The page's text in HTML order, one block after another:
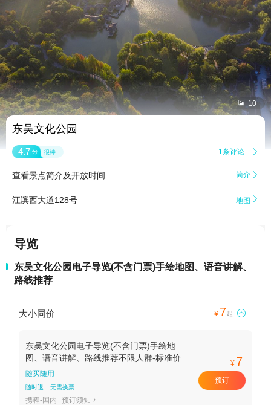
 10
东吴文化公园
4.7 分 很棒 1条评论 
查看景点简介及开放时间 简介 
江滨西大道128号 地图 
导览
东吴文化公园电子导览(不含门票)手绘地图、语音讲解、
路线推荐
大小同价 ¥ 7起 
东吴文化公园电子导览(不含门票)手绘地
图、语音讲解、路线推荐不限人群-标准价
随买随用
随时退 无需换票
携程-国内 预订须知 
¥ 7
预订
